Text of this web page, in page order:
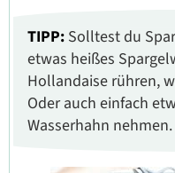
TIPP: Solltest du
etwas heißes
Hollandaise rühren,
Oder auch einfach
Wasserhahn nehmen.